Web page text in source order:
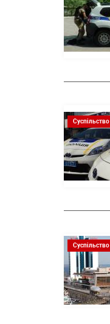
Суспільство
Суспільство